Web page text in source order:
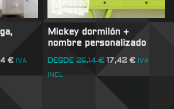
€ IVA
Mickey dormilón +
nombre personalizado
DESDE 26,14€ 17,42€ IVA
INCL